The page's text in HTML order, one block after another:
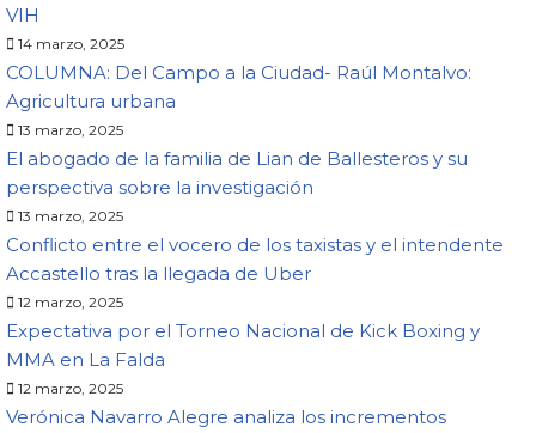
VIH
14 marzo, 2025
COLUMNA: Del Campo a la Ciudad- Raúl Montalvo:
Agricultura urbana
13 marzo, 2025
El abogado de la familia de Lian de Ballesteros y su
perspectiva sobre la investigación
13 marzo, 2025
Conflicto entre el vocero de los taxistas y el intendente
Accastello tras la llegada de Uber
12 marzo, 2025
Expectativa por el Torneo Nacional de Kick Boxing y
MMA en La Falda
12 marzo, 2025
Verónica Navarro Alegre analiza los incrementos